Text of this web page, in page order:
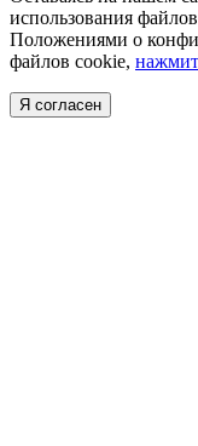
использования
Положениями о
файлов cookie,
Я согласен